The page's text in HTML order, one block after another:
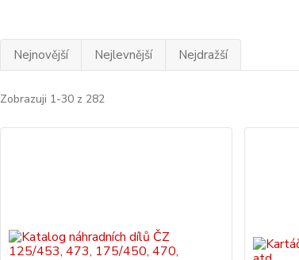
Nejnovější Nejlevnější Nejdražší
Zobrazuji 1-30 z 282